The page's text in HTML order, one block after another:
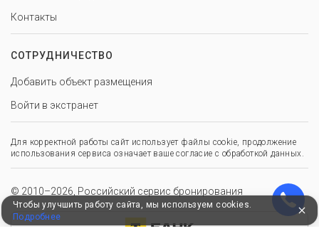
Контакты
СОТРУДНИЧЕСТВО
Добавить объект размещения
Войти в экстранет
Для корректной работы сайт использует файлы cookie, продолжение
использования сервиса означает ваше согласие с обработкой данных.
© 2010–2026, Российский сервис бронирования
Чтобы улучшить работу сайта, мы используем cookies.
Подробнее